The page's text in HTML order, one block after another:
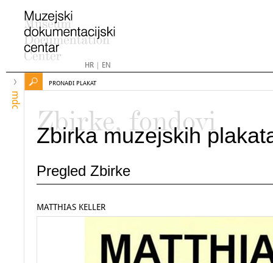
HR| EN
mdc
PRONAĐI PLAKAT
Zbirke, fondovi
Zbirka muzejskih
Pregled Zbirke
MATTHIAS KELLER